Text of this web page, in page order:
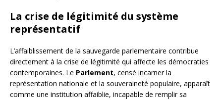
La crise de légitimité du système
représentatif
L’affaiblissement de la sauvegarde parlementaire contribue
directement à la crise de légitimité qui affecte les démocraties
contemporaines. Le Parlement, censé incarner la
représentation nationale et la souveraineté populaire, apparaît
comme une institution affaiblie, incapable de remplir sa